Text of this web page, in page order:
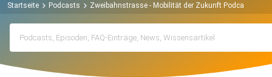
Startseite Podcasts Zweibahnstrasse - Mobilität der Zukunft Podcast